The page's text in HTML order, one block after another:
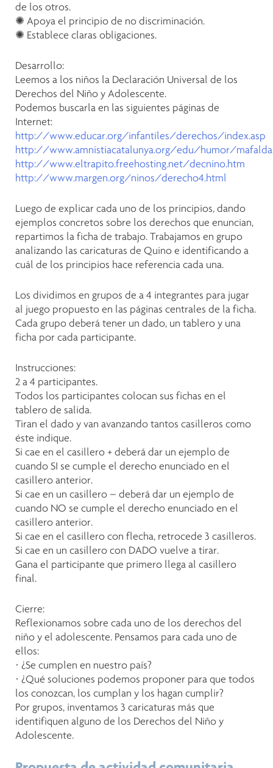
de los otros.
✺ Apoya el principio de no discriminación.
✺ Establece claras obligaciones.
Desarrollo:
Leemos a los niños la Declaración Universal de los
Derechos del Niño y Adolescente.
Podemos buscarla en las siguientes páginas de
Internet:
http://www.educar.org/infantiles/derechos/index.asp
http://www.amnistiacatalunya.org/edu/humor/
http://www.eltrapito.freehosting.net/decnino.htm
http://www.margen.org/ninos/derecho4.html
Luego de explicar cada uno de los principios, dando
ejemplos concretos sobre los derechos que enuncian,
repartimos la ficha de trabajo. Trabajamos en grupo
analizando las caricaturas de Quino e identificando a
cuál de los principios hace referencia cada una.
Los dividimos en grupos de a 4 integrantes para jugar
al juego propuesto en las páginas centrales de la ficha.
Cada grupo deberá tener un dado, un tablero y una
ficha por cada participante.
Instrucciones:
2 a 4 participantes.
Todos los participantes colocan sus fichas en el
tablero de salida.
Tiran el dado y van avanzando tantos casilleros como
éste indique.
Si cae en el casillero + deberá dar un ejemplo de
cuando SI se cumple el derecho enunciado en el
casillero anterior.
Si cae en un casillero – deberá dar un ejemplo de
cuando NO se cumple el derecho enunciado en el
casillero anterior.
Si cae en el casillero con flecha, retrocede 3 casilleros.
Si cae en un casillero con DADO vuelve a tirar.
Gana el participante que primero llega al casillero
final.
Cierre:
Reflexionamos sobre cada uno de los derechos del
niño y el adolescente. Pensamos para cada uno de
ellos:
· ¿Se cumplen en nuestro país?
· ¿Qué soluciones podemos proponer para que todos
los conozcan, los cumplan y los hagan cumplir?
Por grupos, inventamos 3 caricaturas más que
identifiquen alguno de los Derechos del Niño y
Adolescente.